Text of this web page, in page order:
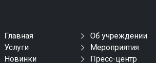
Главная
Об учреждении
Услуги
Мероприятия
Новинки
Пресс-центр